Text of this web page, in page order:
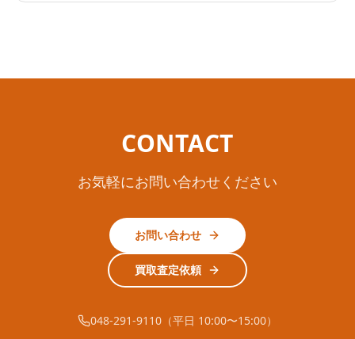
CONTACT
お気軽にお問い合わせください
お問い合わせ
買取査定依頼
048-291-9110（平日 10:00〜15:00）